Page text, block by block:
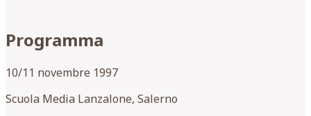
Programma
10/11 novembre 1997
Scuola Media Lanzalone, Salerno